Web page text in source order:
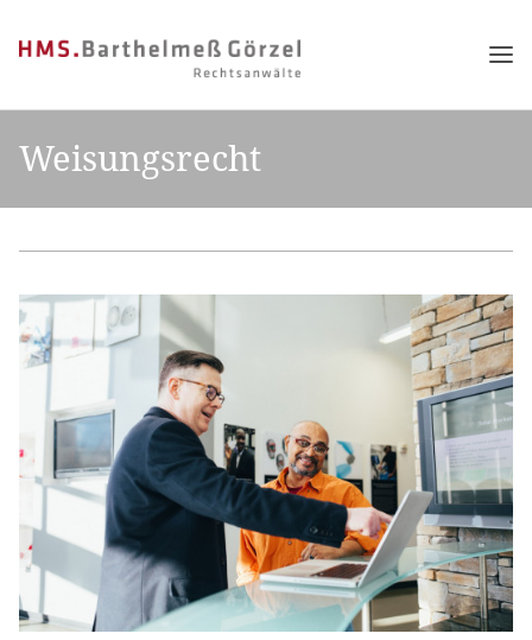
Weisungsrecht